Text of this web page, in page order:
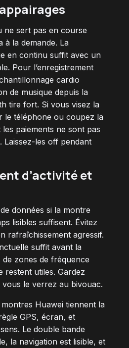
ne sert pas en course
à la demande. La
en continu suffit avec un
Pour l’enregistrement
cardio
de musique depuis la
tire fort. Si vous visez la
le téléphone ou coupez la
les paiements ne sont pas
Laissez-les off pendant
d’activité et
données si la montre
lisibles suffisent. Évitez
rafraîchissement agressif.
suffit avant la
de zones de fréquence
restent utiles. Gardez
vous le verrez au bivouac.
montres Huawei tiennent la
GPS, écran, et
Le double bande
la navigation est lisible, et